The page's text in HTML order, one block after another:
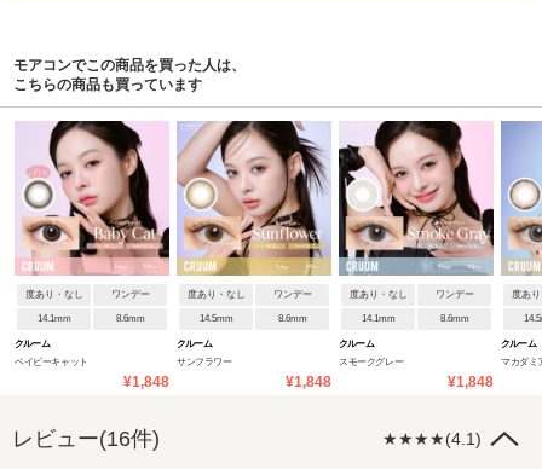
モアコンでこの商品を買った人は、
こちらの商品も買っています
度あり・なし ワンデー
14.1mm 8.6mm
クルーム
ベイビーキャット
¥1,848
度あり・なし ワンデー
14.5mm 8.6mm
クルーム
サンフラワー
¥1,848
度あり・なし ワンデー
14.1mm 8.6mm
クルーム
スモークグレー
¥1,848
度あ
クルーム
マカダミ
レビュー(16件) ★★★★(4.1)